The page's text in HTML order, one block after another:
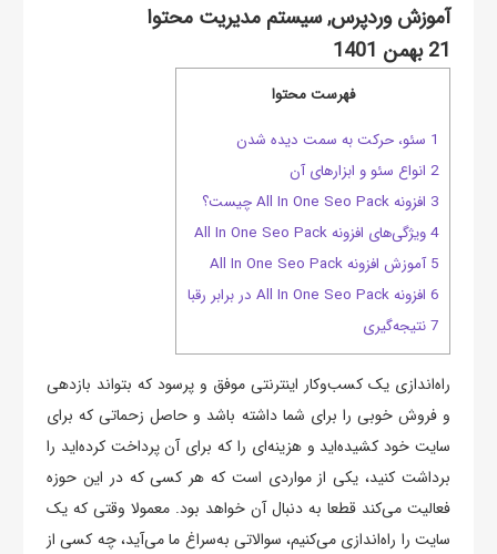
آموزش وردپرس,سیستم مدیریت محتوا
21 بهمن 1401
فهرست محتوا
1 سئو، حرکت به سمت دیده شدن
2 انواع سئو و ابزارهای آن
3 افزونه All In One Seo Pack چیست؟
4 ویژگی‌های افزونه All In One Seo Pack
5 آموزش افزونه All In One Seo Pack
6 افزونه All In One Seo Pack در برابر رقبا
7 نتیجه‌گیری
راه‌اندازی یک کسب‌وکار اینترنتی موفق و پرسود که بتواند بازدهی
و فروش خوبی را برای شما داشته باشد و حاصل زحماتی که برای
سایت خود کشیده‌اید و هزینه‌ای را که برای آن پرداخت کرده‌اید را
برداشت کنید، یکی از مواردی است که هر کسی که در این حوزه
فعالیت می‌کند قطعا به دنبال آن خواهد بود. معمولا وقتی که یک
سایت را راه‌اندازی می‌کنیم، سوالاتی به‌سراغ ما می‌آید، چه کسی از